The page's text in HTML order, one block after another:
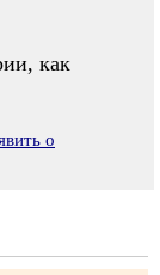
как
о